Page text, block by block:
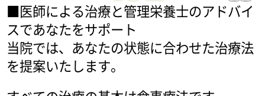
■医師による治療と管理栄養士のアドバイ
スであなたをサポート
当院では、あなたの状態に合わせた治療法
を提案いたします。